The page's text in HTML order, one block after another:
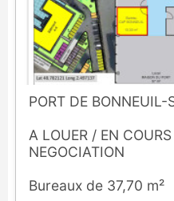
PORT DE BONNEUIL-
A LOUER / EN
NEGOCIATION
Bureaux de 37,70 m²